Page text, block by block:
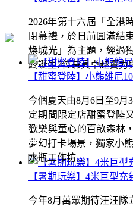
2026年第十六屆「全港
閉幕禮，於日前圓滿結
煥城光」為主題，經過
終誕生7位兼具卓越實力
【暑期玩樂】4米巨型充
今年8月萬眾期待汪汪隊
【甜蜜登陸】小熊維尼
今個夏天由8月6日至9月
定期間限定店甜蜜登陸
歡樂與童心的百畝森林
夢幻打卡場景，獨家小
水瓶工作坊...